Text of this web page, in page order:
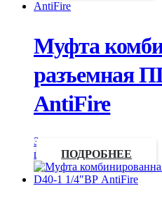
Муфта
разъемная
AntiFire
Запросить
цену
ПОДРОБНЕЕ